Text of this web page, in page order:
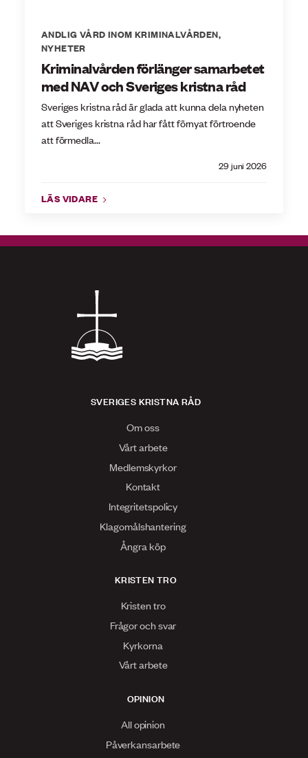
ANDLIG VÅRD INOM KRIMINALVÅRDEN,
NYHETER
Kriminalvården förlänger samarbetet
med NAV och Sveriges kristna råd
29 juni 2026
Sveriges kristna råd är glada att kunna dela nyheten
att Sveriges kristna råd har fått förnyat förtroende
att förmedla...
LÄS VIDARE
SVERIGES KRISTNA RÅD
Om oss
Vårt arbete
Medlemskyrkor
Kontakt
Integritetspolicy
Klagomålshantering
Ångra köp
KRISTEN TRO
Kristen tro
Frågor och svar
Kyrkorna
Vårt arbete
OPINION
All opinion
Påverkansarbete